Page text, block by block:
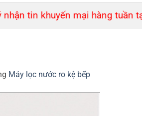
khuyến mại hàng tuần tại
Máy lọc nước ro kệ bếp